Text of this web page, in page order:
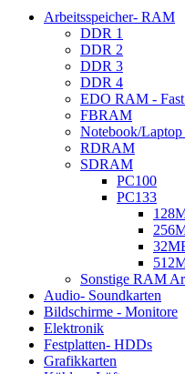
Arbeitsspeicher- RAM
DDR 1
DDR 2
DDR 3
DDR 4
EDO RAM -
FBRAM
Notebook/Laptop
RDRAM
SDRAM
PC100
PC133
Sonstige RAM
Audio- Soundkarten
Bildschirme - Monitore
Elektronik
Festplatten- HDDs
Grafikkarten